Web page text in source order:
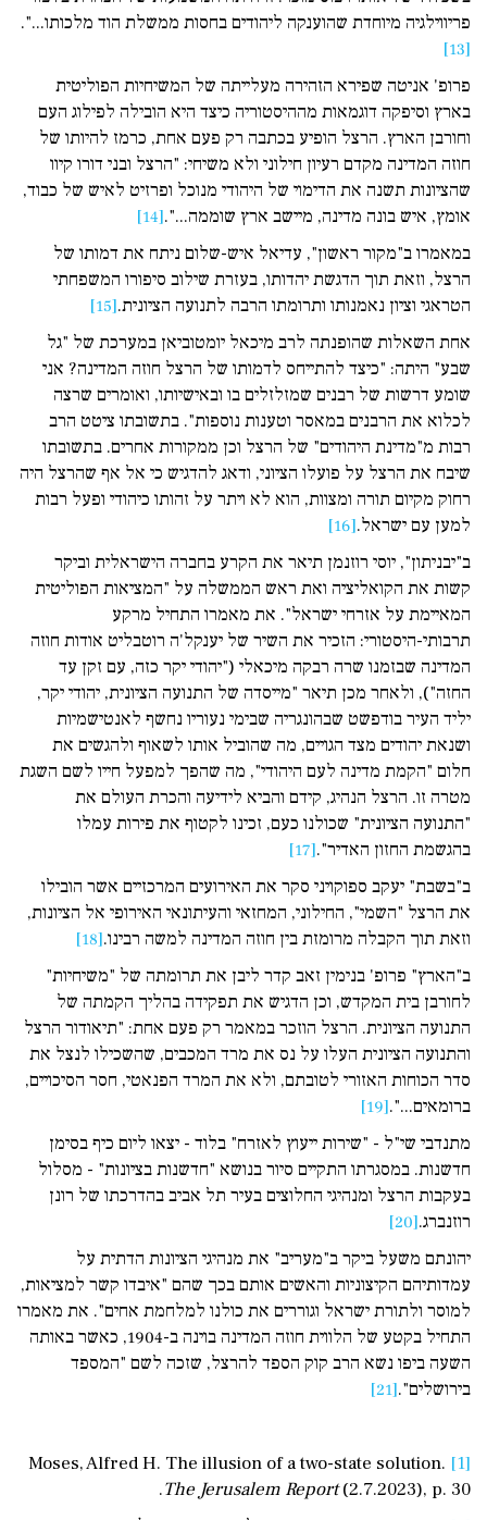
פריווילגיה מיוחדת שהוענקה ליהודים בחסות ממשלת הוד מלכותו...".
[13]
פרופ' אניטה שפירא הזהירה מעלייתה של המשיחיות הפוליטית
בארץ וסיפקה דוגמאות מההיסטוריה כיצד היא הובילה לפילוג העם
וחורבן הארץ. הרצל הופיע בכתבה רק פעם אחת, כרמז להיותו של
חוזה המדינה מקדם רעיון חילוני ולא משיחי: "הרצל ובני דורו קיוו
שהציונות תשנה את הדימוי של היהודי מנוכל ופרזיט לאיש של כבוד,
אומץ, איש בונה מדינה, מיישב ארץ שוממה...".[14]
במאמרו ב"מקור ראשון", עדיאל איש-שלום ניתח את דמותו של
הרצל, וזאת תוך הדגשת יהדותו, בעזרת שילוב סיפורו המשפחתי
הטראגי וציון נאמנותו ותרומתו הרבה לתנועה הציונית.[15]
אחת השאלות שהופנתה לרב מיכאל יומטוביאן במערכת של "גל
שבע" היתה: "כיצד להתייחס לדמותו של הרצל חוזה המדינה? אני
שומע דרשות של רבנים שמזלזלים בו ובאישיותו, ואומרים שרצה
לכלוא את הרבנים במאסר וטענות נוספות". בתשובתו ציטט הרב
רבות מ"מדינת היהודים" של הרצל וכן ממקורות אחרים. בתשובתו
שיבח את הרצל על פועלו הציוני, ודאג להדגיש כי אל אף שהרצל היה
רחוק מקיום תורה ומצוות, הוא לא ויתר על זהותו כיהודי ופעל רבות
למען עם ישראל.[16]
ב"יבניתון", יוסי רוזנמן תיאר את הקרע בחברה הישראלית וביקר
קשות את הקואליציה ואת ראש הממשלה על "המציאות הפוליטית
המאיימת על אזרחי ישראל". את מאמרו התחיל מרקע
תרבותי-היסטורי: הזכיר את השיר של יענקל'ה רוטבליט אודות חוזה
המדינה שבזמנו שרה רבקה מיכאלי ("יהודי יקר כזה, עם זקן עד
החזה"), ולאחר מכן תיאר "מייסדה של התנועה הציונית, יהודי יקר,
יליד העיר בודפשט שבהונגריה שבימי נעוריו נחשף לאנטישמיות
ושנאת יהודים מצד הגויים, מה שהוביל אותו לשאוף ולהגשים את
חלום "הקמת מדינה לעם היהודי", מה שהפך למפעל חייו לשם השגת
מטרה זו. הרצל הנהיג, קידם והביא לידיעה והכרת העולם את
"התנועה הציונית" שכולנו כעם, זכינו לקטוף את פירות עמלו
בהגשמת החזון האדיר".[17]
ב"בשבת" יעקב ספוקויני סקר את האירועים המרכזיים אשר הובילו
את הרצל "השמי", החילוני, המחזאי והעיתונאי האירופי אל הציונות,
וזאת תוך הקבלה מרומזת בין חוזה המדינה למשה רבינו.[18]
ב"הארץ" פרופ' בנימין זאב קדר ליבן את תרומתה של "משיחיות"
לחורבן בית המקדש, וכן הדגיש את תפקידה בהליך הקמתה של
התנועה הציונית. הרצל הוזכר במאמר רק פעם אחת: "תיאודור הרצל
והתנועה הציונית העלו על נס את מרד המכבים, שהשכילו לנצל את
סדר ­הכוחות האזורי לטובתם, ולא את המרד הפנאטי, חסר הסיכויים,
ברומאים...".[19]
מתנדבי שי"ל - "שירות ייעוץ לאזרח" בלוד - יצאו ליום כיף בסימן
חדשנות. במסגרתו התקיים סיור בנושא "חדשנות בציונות" - מסלול
בעקבות הרצל ומנהיגי החלוצים בעיר תל אביב בהדרכתו של רונן
רוזנברג.[20]
יהונתם משעל ביקר ב"מעריב" את מנהיגי הציונות הדתית על
עמדותיהם הקיצוניות והאשים אותם בכך שהם "איבדו קשר למציאות,
למוסר ולתורת ישראל וגוררים את כולנו למלחמת אחים". את מאמרו
התחיל בקטע של הלווית חוזה המדינה בוינה ב-1904, כאשר באותה
השעה ביפו נשא הרב קוק הספד להרצל, שזכה לשם "המספד
בירושלים".[21]
[1]
The Jerusalem Report(2.7.2023), p. 30.